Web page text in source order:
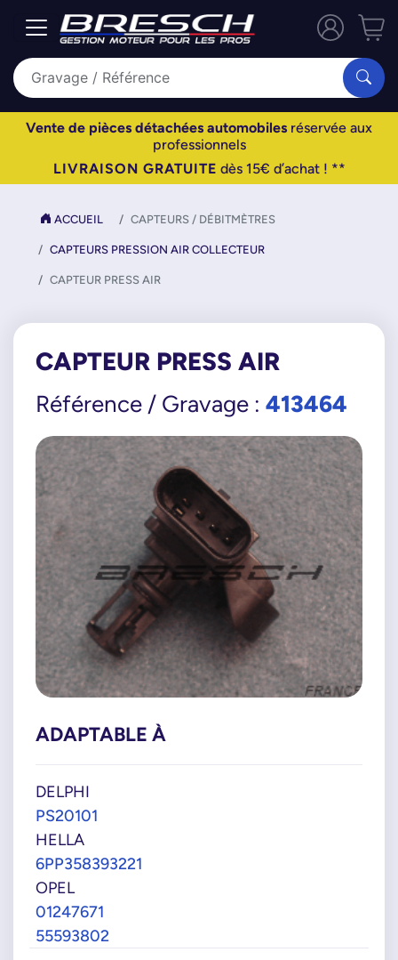
Vente de pièces détachées automobiles réservée aux
professionnels
LIVRAISON GRATUITE dès 15€ d’achat ! **
ACCUEIL CAPTEURS / DÉBITMÈTRES
CAPTEURS PRESSION AIR COLLECTEUR
CAPTEUR PRESS AIR
CAPTEUR PRESS AIR
Référence / Gravage : 413464
ADAPTABLE À
DELPHI
PS20101
HELLA
6PP358393221
OPEL
01247671
55593802